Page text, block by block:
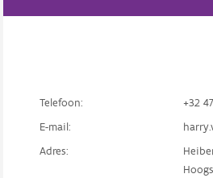
Telefoon:
+32
E-mail:
Adres: